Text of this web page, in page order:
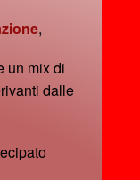
,
un mix di
dalle